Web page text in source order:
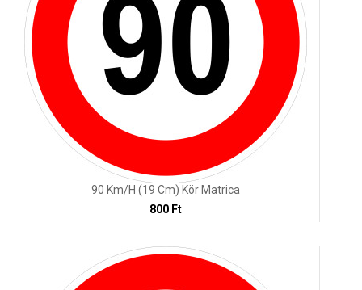
90 Km/h (19 Cm) Kör Matrica
800 Ft